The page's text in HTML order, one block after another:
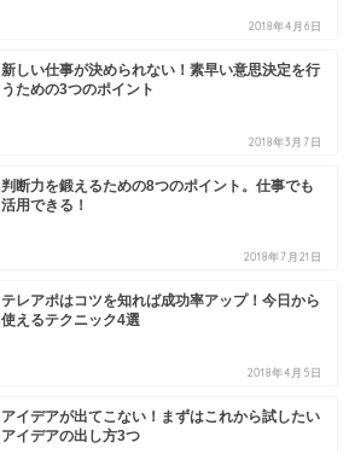
2018年4月6日
新しい仕事が決められない！素早い意思決定を行
うための3つのポイント
2018年3月7日
判断力を鍛えるための8つのポイント。仕事でも
活用できる！
2018年7月21日
テレアポはコツを知れば成功率アップ！今日から
使えるテクニック4選
2018年4月5日
アイデアが出てこない！まずはこれから試したい
アイデアの出し方3つ